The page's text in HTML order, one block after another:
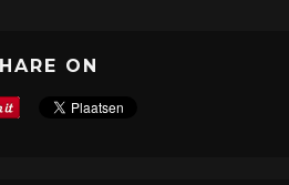
ON